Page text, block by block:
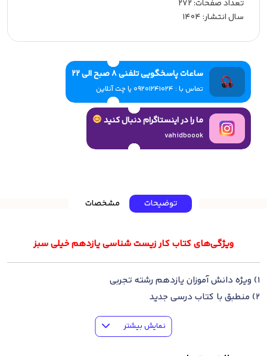
تعداد صفحات:‌ 272
سال انتشار:‌ 1404
ساعات پاسخگویی تلفنی 8 صبح الی 22
تماس با : 09201241024 یا چت آنلاین
ما را در اینستاگرام دنبال کنید
vahidboook
توضیحات مشخصات
ویژگی‌های کتاب کار زیست شناسی یازدهم خیلی سبز
1) ویژه دانش آموزان یازدهم رشته تجربی
2) منطبق با کتاب درسی جدید
نمایش بیشتر